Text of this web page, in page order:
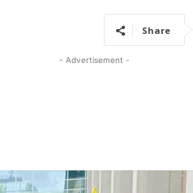
Share
- Advertisement -